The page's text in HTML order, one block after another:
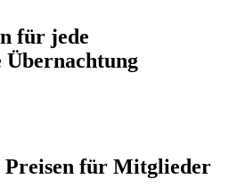
für jede
Übernachtung
für Mitglieder